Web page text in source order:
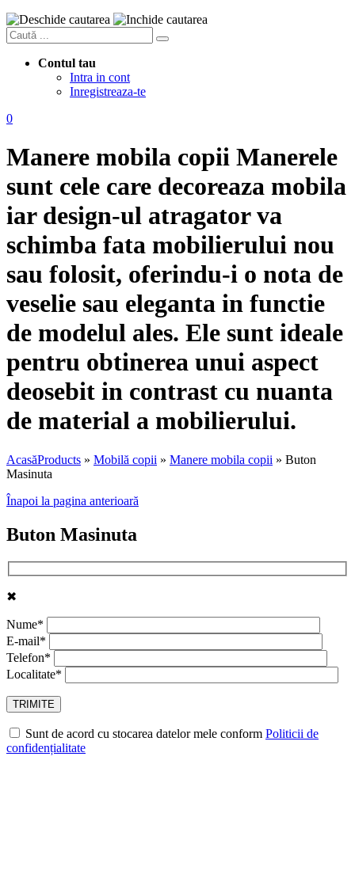
Contul tau
Intra in cont
Inregistreaza-te
0
Manere mobila copii Manerele
sunt cele care decoreaza mobila
iar design-ul atragator va
schimba fata mobilierului nou
sau folosit, oferindu-i o nota de
veselie sau eleganta in functie
de modelul ales. Ele sunt ideale
pentru obtinerea unui aspect
deosebit in contrast cu nuanta
de material a mobilierului.
AcasăProducts » Mobilă copii » Manere mobila copii » Buton
Masinuta
Înapoi la pagina anterioară
Buton Masinuta
✖
Nume*
E-mail*
Telefon*
Localitate*
Sunt de acord cu stocarea datelor mele conform Politicii de
confidențialitate